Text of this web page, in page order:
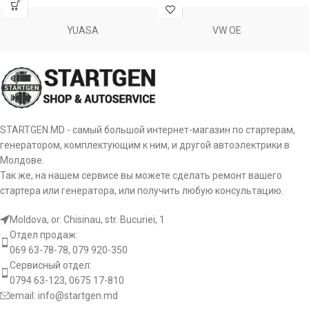
021620-2760 DENSO
021621-0650 DENSO
M371X64871 MITSUBISHI
86-023 PAN PACIFIC
1113670
81113670
YUASA VW OE
STARTGEN.MD - самый большой интернет-магазин по стартерам,
генератором, комплектующим к ним, и другой автоэлектрики в
Молдове.
Так же, на нашем сервисе вы можете сделать ремонт вашего
стартера или генератора, или получить любую консультацию.
Moldova, or. Chisinau, str. Bucuriei, 1
Отдел продаж:
069 63-78-78, 079 920-350
Сервисный отдел:
0794 63-123, 0675 17-810
email: info@startgen.md